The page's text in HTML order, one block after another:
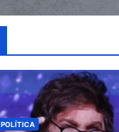
POLÍTICA